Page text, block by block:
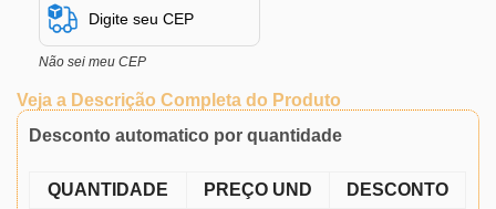
Não sei meu CEP
Veja a Descrição Completa do Produto
Desconto automatico por quantidade
QUANTIDADE PREÇO UND
DESCONTO